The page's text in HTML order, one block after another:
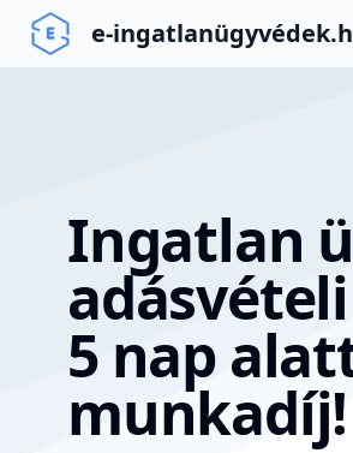
e-
Ingatlan
5 nap
munkadíj!